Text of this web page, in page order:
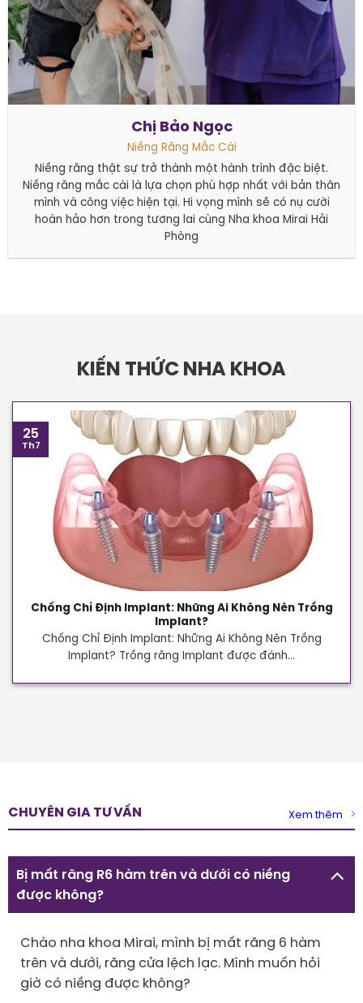
Chị Bảo Ngọc
Niềng Răng Mắc Cài
Niềng răng thật sự trở thành một hành trình đặc biệt.
Niềng răng mắc cài là lựa chọn phù hợp nhất với bản thân
mình và công việc hiện tại. Hi vọng mình sẽ có nụ cười
hoàn hảo hơn trong tương lai cùng Nha khoa Mirai Hải
Phòng
KIẾN THỨC NHA KHOA
Chống Chỉ Định Implant: Những Ai Không Nên Trồng
Implant?
Chống Chỉ Định Implant: Những Ai Không Nên Trồng
Implant? Trồng răng Implant được đánh...
25
Th7
CHUYÊN GIA TƯ VẤN Xem thêm
Bị mất răng R6 hàm trên và dưới có niềng
được không?
Chào nha khoa Mirai, mình bị mất răng 6 hàm
trên và dưới, răng cửa lệch lạc. Mình muốn hỏi
giờ có niềng được không?